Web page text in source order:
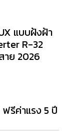
แบบฝ้งฝ้า
R-32
าย 2026
ฟรีค่าแรง 5 ปี